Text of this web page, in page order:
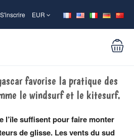
S'inscrire EUR
favorise la pratique des
le windsurf et le kitesurf.
l’île suffisent pour faire monter
de glisse. Les vents du sud